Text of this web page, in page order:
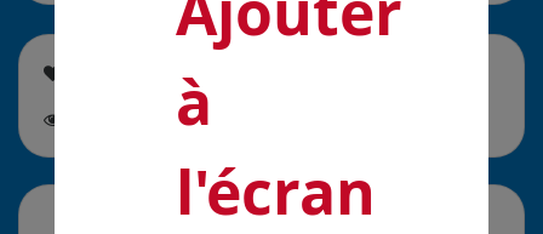
Cette solution est soutenue par
solution est suivie par
à
l'écran